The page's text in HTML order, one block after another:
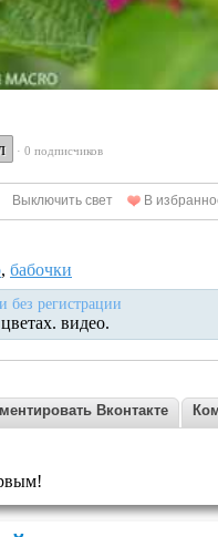
· 0 подписчиков
Выключить свет В
, бабочки
без регистрации
видео.
Вконтакте